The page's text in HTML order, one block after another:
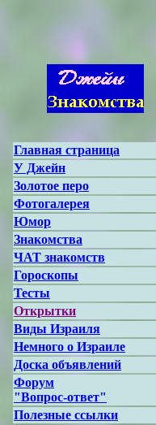
Главная страница
У Джейн
Золотое перо
Фотогалерея
Юмор
Знакомства
ЧАТ знакомств
Гороскопы
Тесты
Открытки
Виды Израиля
Немного о Израиле
Доска объявлений
Форум
"Вопрос-ответ"
Полезные ссылки